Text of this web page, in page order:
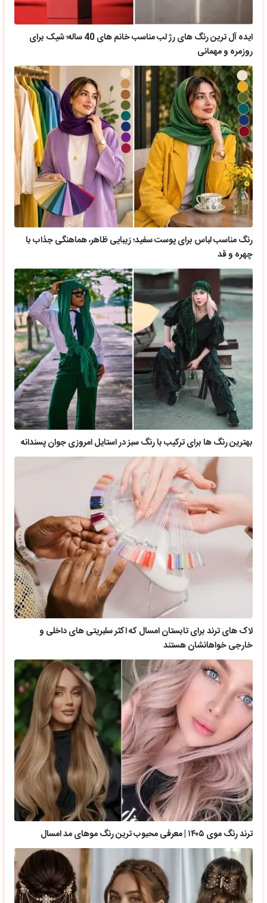
ایده آل ترین رنگ های رژ لب مناسب خانم های 40 ساله؛ شیک برای
روزمره و مهمانی
رنگ مناسب لباس برای پوست سفید؛ زیبایی ظاهر، هماهنگی جذاب با
چهره و قد
بهترین رنگ ها برای ترکیب با رنگ سبز در استایل امروزی جوان پسندانه
لاک های ترند برای تابستان امسال که اکثر سلبریتی های داخلی و
خارجی خواهانشان هستند
ترند رنگ موی ۱۴۰۵ | معرفی محبوب ترین رنگ موهای مد امسال